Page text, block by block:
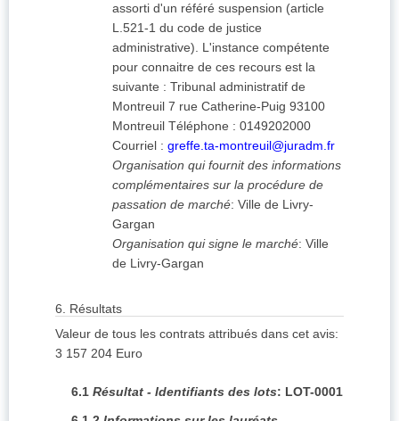
assorti d'un référé suspension (article
L.521-1 du code de justice
administrative). L'instance compétente
pour connaitre de ces recours est la
suivante : Tribunal administratif de
Montreuil 7 rue Catherine-Puig 93100
Montreuil Téléphone : 0149202000
Courriel : greffe.ta-montreuil@juradm.fr
Organisation qui fournit des informations
complémentaires sur la procédure de
passation de marché: Ville de Livry-
Gargan
Organisation qui signe le marché: Ville
de Livry-Gargan
6. Résultats
Valeur de tous les contrats attribués dans cet avis:
3 157 204 Euro
6.1 Résultat - Identifiants des lots: LOT-0001